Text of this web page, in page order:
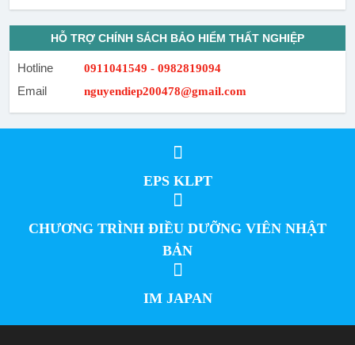
HỖ TRỢ CHÍNH SÁCH BẢO HIỂM THẤT NGHIỆP
Hotline 0911041549 - 0982819094
Email nguyendiep200478@gmail.com
EPS KLPT
CHƯƠNG TRÌNH ĐIỀU DƯỠNG VIÊN NHẬT
BẢN
IM JAPAN